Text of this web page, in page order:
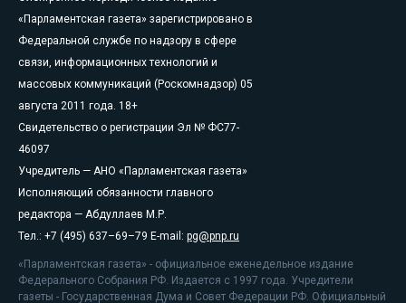
«Парламентская газета» зарегистрировано в
Федеральной службе по надзору в сфере
связи, информационных технологий и
массовых коммуникаций (Роскомнадзор) 05
августа 2011 года. 18+
Свидетельство о регистрации Эл № ФС77-
46097
Учредитель — АНО «Парламентская газета»
Исполняющий обязанности главного
редактора — Абдуллаев М.Р.
Тел.: +7 (495) 637–69–79 E-mail: pg@pnp.ru
«Парламентская газета» - официальное еженедельное издание
Федерального Собрания РФ. Издается с 1997 года. Учредители
газеты - Государственная Дума и Совет Федерации РФ. Официальный